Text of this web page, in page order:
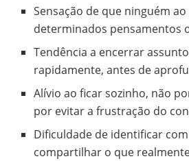
Sensação de que ninguém
determinados pensamentos
Tendência a encerrar
rapidamente, antes de
Alívio ao ficar sozinho, não
por evitar a frustração do
Dificuldade de identificar
compartilhar o que